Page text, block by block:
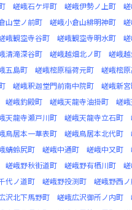
嵯峨石ケ坪町 嵯峨伊勢ノ上町
山堂ノ前町 嵯峨小倉山緋明神町
峨観空寺谷町 嵯峨観空寺明水町
清滝深谷町 嵯峨越畑北ノ町 嵯峨
五島町 嵯峨樒原稲荷元町 嵯峨樒
嵯峨釈迦堂門前南中院町 嵯峨新
嵯峨釣殿町 嵯峨天龍寺油掛町 嵯
天龍寺瀬戸川町 嵯峨天龍寺立石町
鳥居本一華表町 嵯峨鳥居本北代町
蜻蛉尻町 嵯峨中通町 嵯峨中又町
嵯峨野秋街道町 嵯峨野有栖川町
代ノ道町 嵯峨野投渕町 嵯峨野西
沢北下馬野町 嵯峨広沢御所ノ内町